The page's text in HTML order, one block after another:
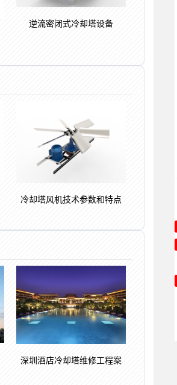
逆流密闭式冷却塔设备
冷却塔风机技术参数和特点
深圳酒店冷却塔维修工程案